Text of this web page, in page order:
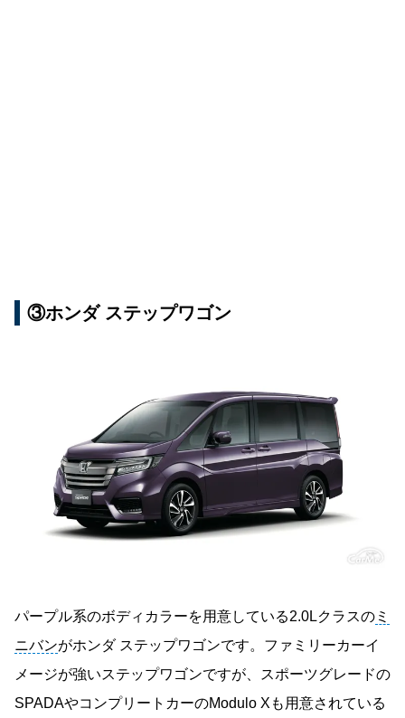
③ホンダ ステップワゴン
パープル系のボディカラーを用意している2.0Lクラスの ミ
ニバンがホンダ ステップワゴンです。ファミリーカーイ
メージが強いステップワゴンですが、スポーツグレードの
SPADAやコンプリートカーのModulo Xも用意されている